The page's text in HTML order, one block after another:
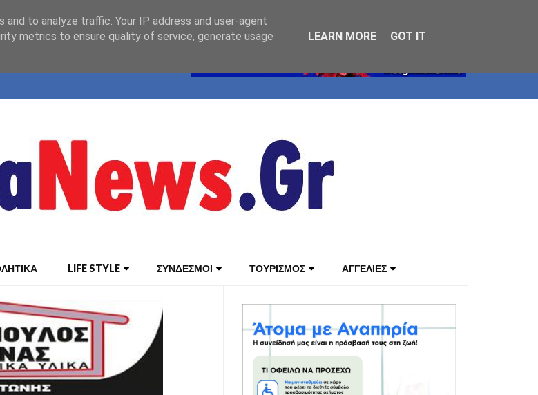
LIFE STYLE ΣΥΝΔΕΣΜΟΙ ΤΟΥΡΙΣΜΟΣ ΑΓΓΕΛΙΕΣ
to analyze traffic. Your IP address and user-agent
metrics to ensure quality of service, generate usage
LEARN MORE GOT IT